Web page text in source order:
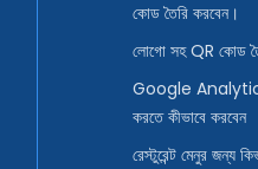
কোড তৈরি করবেন।
লোগো সহ QR কোড
Google Analytics
করতে কীভাবে করবেন
রেস্টুরেন্ট মেনুর জন্য